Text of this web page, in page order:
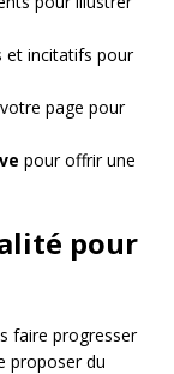
et incitatifs pour
page pour
pour offrir une
pour
faire progresser
proposer du